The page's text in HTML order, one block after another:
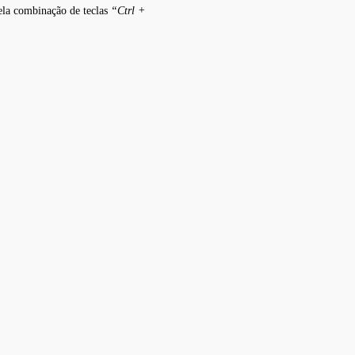
combinação de teclas “Ctrl +